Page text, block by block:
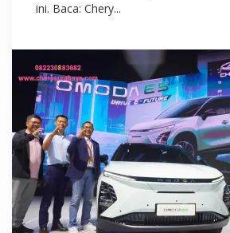
ini. Baca: Chery...